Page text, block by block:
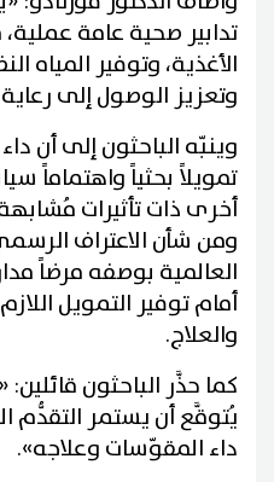
تدابير صحية عامة
الأغذية، وتوفير المياه
وتعزيز الوصول إلى رعاية
وينبّه الباحثون إلى أن
تمويلاً بحثياً واهتماماً
أخرى ذات تأثيرات
ومن شأن الاعتراف
العالمية بوصفه مرضاً
أمام توفير التمويل
والعلاج.
كما حذَّر الباحثون
يُتوقَّع أن يستمر التقدُّم
داء المقوّسات وعلاجه».